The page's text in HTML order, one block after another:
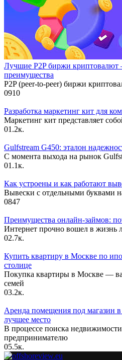
Лучшие P2P биржи криптовалют
преимущества
P2P (peer-to-peer) биржи
0910
Разработка маркетинг кит для
Маркетинг кит представляет
01.2к.
Gulfstream G450: эталон
С момента выхода на рынок
01.1к.
Как устроены и как работают
Вывески с отдельными буквами
0847
Преимущества онлайн-займов:
Интернет прочно вошел в жизнь
02.7к.
Купить квартиру в Москве по
столице
Покупка квартиры в Москве —
семей
03.2к.
Аренда помещения под магазин
лучшее место
В процессе поиска
предпринимателю
05.5к.